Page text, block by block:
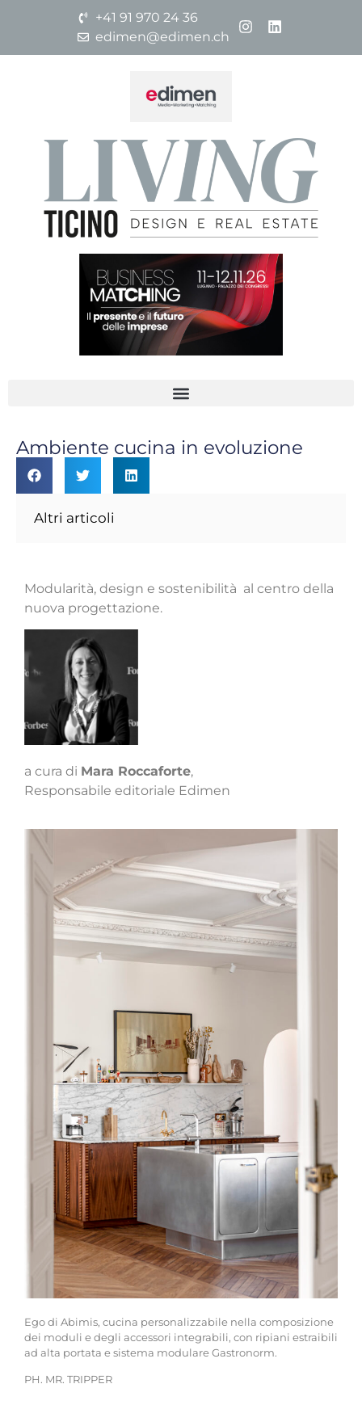
+41 91 970 24 36
edimen@edimen.ch
Ambiente cucina in evoluzione
Altri articoli
Modularità, design e sostenibilità al centro della
nuova progettazione.
a cura di Mara Roccaforte,
Responsabile editoriale Edimen
Ego di Abimis, cucina personalizzabile nella composizione
dei moduli e degli accessori integrabili, con ripiani estraibili
ad alta portata e sistema modulare Gastronorm.
PH. MR. TRIPPER